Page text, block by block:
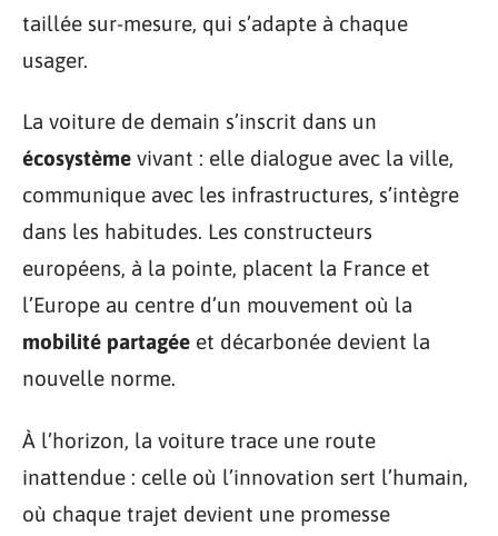
taillée sur-mesure, qui s’adapte à chaque
usager.
La voiture de demain s’inscrit dans un
écosystème vivant : elle dialogue avec la ville,
communique avec les infrastructures, s’intègre
dans les habitudes. Les constructeurs
européens, à la pointe, placent la France et
l’Europe au centre d’un mouvement où la
mobilité partagée et décarbonée devient la
nouvelle norme.
À l’horizon, la voiture trace une route
inattendue : celle où l’innovation sert l’humain,
où chaque trajet devient une promesse